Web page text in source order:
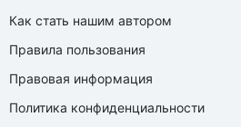
Как стать нашим автором
Правила пользования
Правовая информация
Политика конфиденциальности